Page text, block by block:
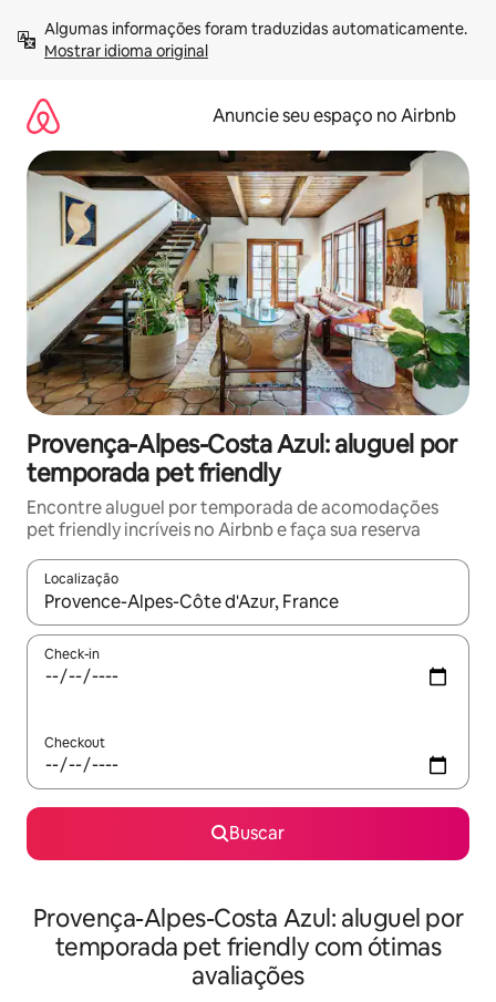
para
Mostrar idioma original
Anuncie seu espaço no Airbnb
Provença-Alpes-Costa Azul: aluguel por
temporada pet friendly
Encontre aluguel por temporada de acomodações
pet friendly incríveis no Airbnb e faça sua reserva
Localização
Quando os resultados estiverem disponíveis, explore-os
Check-in
Checkout
Buscar
Provença-Alpes-Costa Azul: aluguel por
temporada pet friendly com ótimas
avaliações